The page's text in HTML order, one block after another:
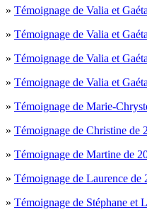
» Témoignage de Valia et
» Témoignage de Valia et
» Témoignage de Valia et
» Témoignage de Valia et
» Témoignage de Marie-
» Témoignage de Christine de
» Témoignage de Martine de
» Témoignage de Laurence de
» Témoignage de Stéphane et